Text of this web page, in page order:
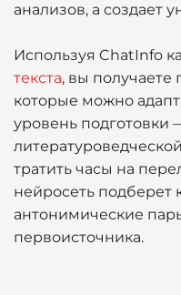
анализов, а создает
Используя ChatInfo
текста, вы получаете
которые можно
уровень подготовки
тратить часы на
нейросеть
антонимические
первоисточника.